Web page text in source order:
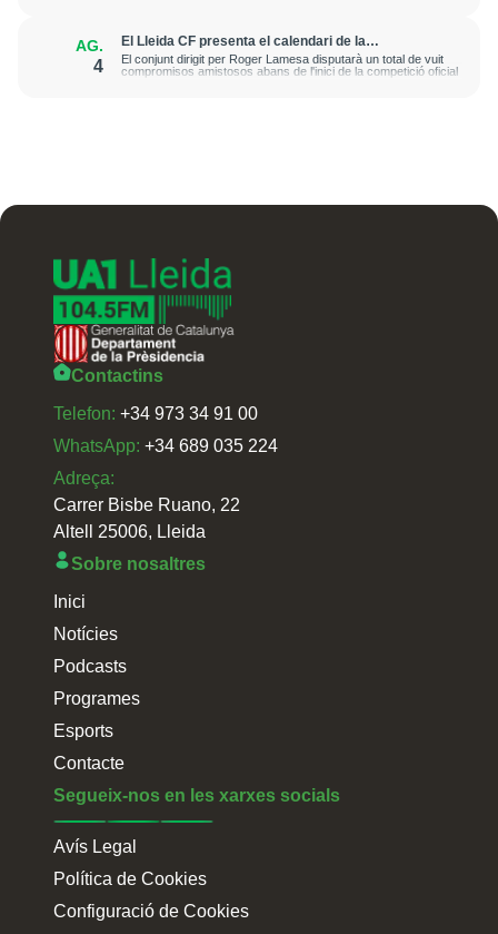
AG.
4
El Lleida CF presenta el calendari de la
pretemporada 2026-2027 amb un homenatge a
Antoni Palau
El conjunt dirigit per Roger Lamesa disputarà un total de vuit
compromisos amistosos abans de l'inici de la competició oficial
Contactins
Telefon: +34 973 34 91 00
WhatsApp: +34 689 035 224
Adreça:
Carrer Bisbe Ruano, 22
Altell 25006, Lleida
Sobre nosaltres
Inici
Notícies
Podcasts
Programes
Esports
Contacte
Segueix-nos en les xarxes socials
Avís Legal
Política de Cookies
Configuració de Cookies